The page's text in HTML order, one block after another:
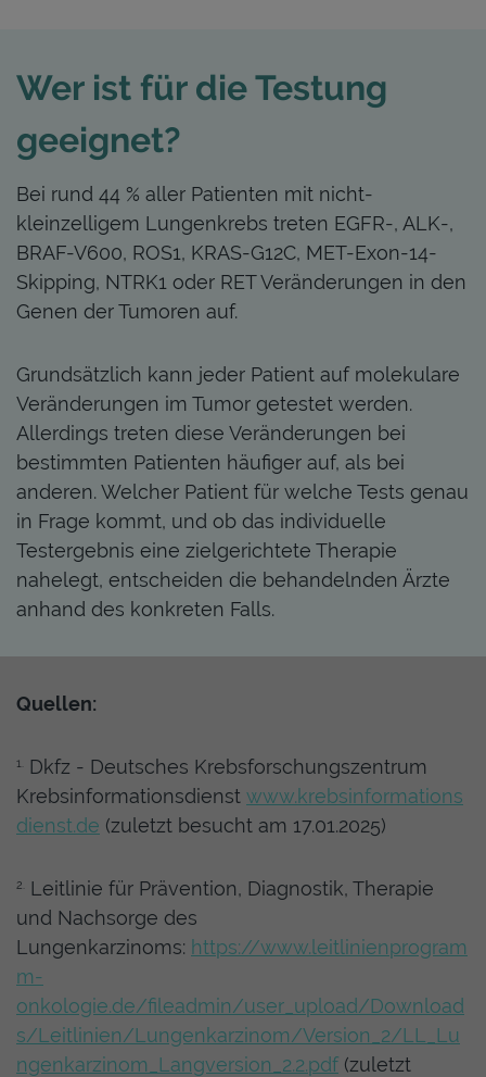
Wer ist für die Testung
geeignet?
Bei rund 44 % aller Patienten mit nicht-
kleinzelligem Lungenkrebs treten EGFR-, ALK-,
BRAF-V600, ROS1, KRAS-G12C, MET-Exon-14-
Skipping, NTRK1 oder RET Veränderungen in den
Genen der Tumoren auf.
Grundsätzlich kann jeder Patient auf molekulare
Veränderungen im Tumor getestet werden.
Allerdings treten diese Veränderungen bei
bestimmten Patienten häufiger auf, als bei
anderen. Welcher Patient für welche Tests genau
in Frage kommt, und ob das individuelle
Testergebnis eine zielgerichtete Therapie
nahelegt, entscheiden die behandelnden Ärzte
anhand des konkreten Falls.
Quellen:
1.
Dkfz - Deutsches Krebsforschungszentrum
Krebsinformationsdienst www.krebsinformations
dienst.de (zuletzt besucht am 17.01.2025)
2.
Leitlinie für Prävention, Diagnostik, Therapie
und Nachsorge des
Lungenkarzinoms: https://www.leitlinienprogram
m-
onkologie.de/fileadmin/user_upload/Download
s/Leitlinien/Lungenkarzinom/Version_2/LL_Lu
ngenkarzinom_Langversion_2.2.pdf (zuletzt